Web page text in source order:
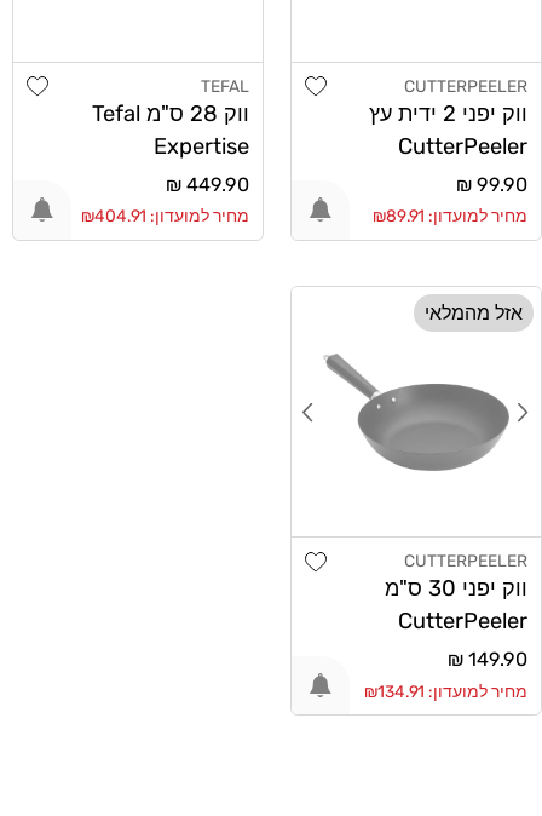
מוֹכֵר:
CUTTERPEELER
ווק יפני 2 ידית עץ
CutterPeeler
30cm
מחיר
רגיל
99.90 ₪
מחיר למועדון: ₪89.91
Add wishlist
מוֹכֵר:
TEFAL
ווק 28 ס"מ Tefal
Expertise
מחיר
רגיל
449.90 ₪
מחיר למועדון: ₪404.91
אזל מהמלאי
מוֹכֵר:
CUTTERPEELER
ווק יפני 30 ס"מ
CutterPeeler
מחיר
רגיל
149.90 ₪
מחיר למועדון: ₪134.91
Add wishlist